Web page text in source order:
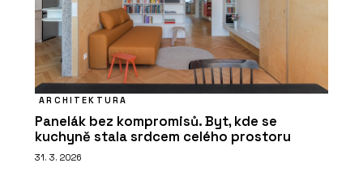
ARCHITEKTURA
Panelák bez kompromisů. Byt, kde se
kuchyně stala srdcem celého prostoru
31. 3. 2026